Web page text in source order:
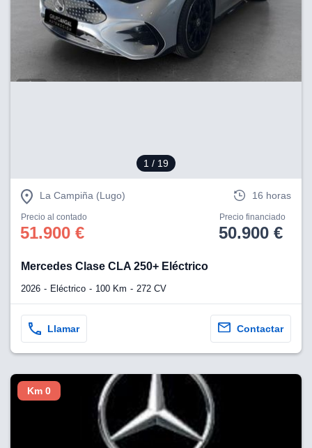
1 / 19
La Campiña (Lugo) 16 horas
Precio al contado
51.900 €
Precio financiado
50.900 €
Mercedes Clase CLA 250+ Eléctrico
2026 Eléctrico 100 Km 272 CV
Llamar Contactar
Km 0